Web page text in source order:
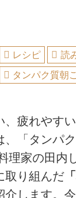
レシピ
読
タンパク質朝
、疲れやす
、「タンパ
理家の田内
取り組んだ
介します。